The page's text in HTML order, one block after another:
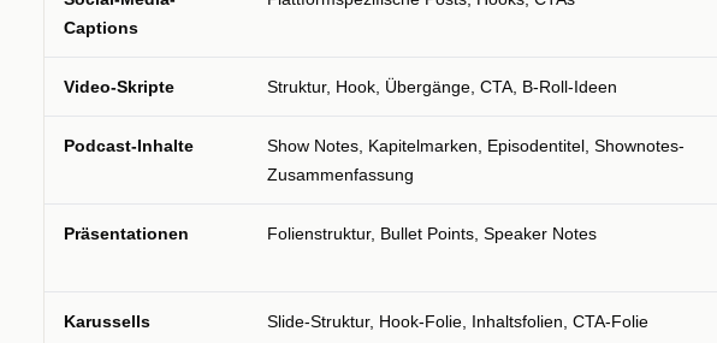
Captions
Video-Skripte Struktur, Hook, Übergänge, CTA, B-Roll-Ideen
Podcast-Inhalte
Show Notes, Kapitelmarken, Episodentitel, Shownotes-
Zusammenfassung
Präsentationen Folienstruktur, Bullet Points, Speaker Notes
Karussells Slide-Struktur, Hook-Folie, Inhaltsfolien, CTA-Folie